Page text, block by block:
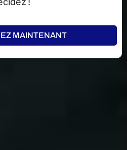
MAINTENANT